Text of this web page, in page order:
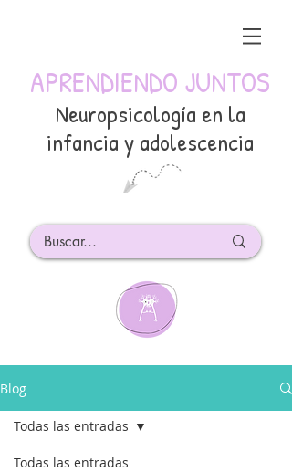
APRENDIENDO JUNTOS
Neuropsicología en la
infancia y adolescencia
Blog
Todas las entradas
Todas las entradas